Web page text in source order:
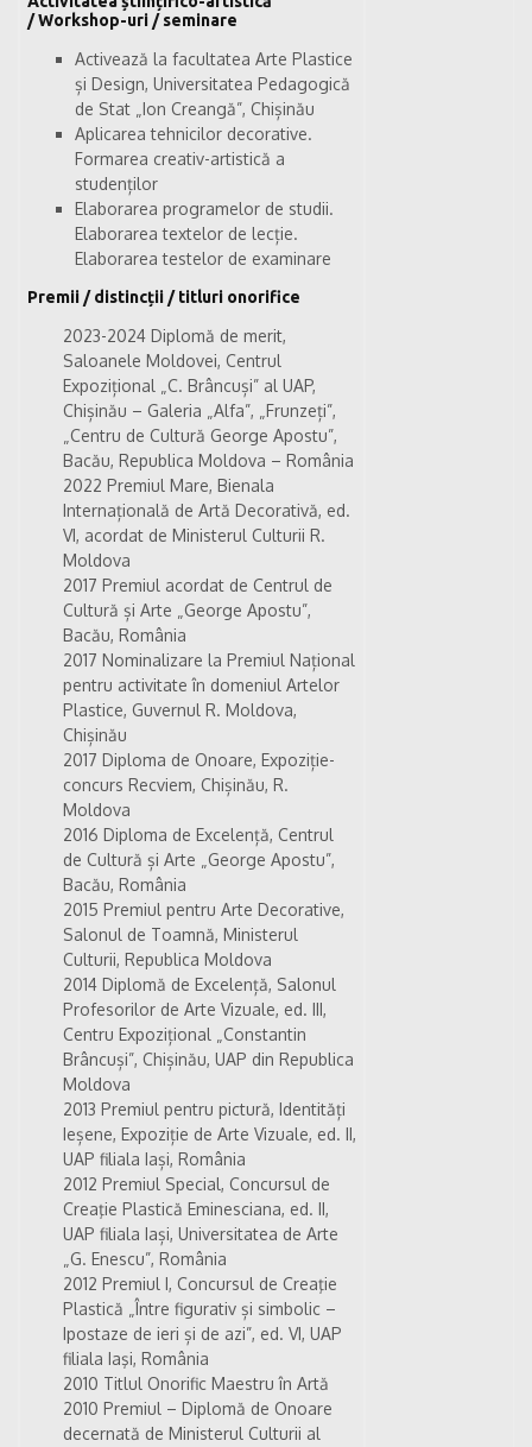
/ Workshop-uri / seminare
Activează la facultatea Arte Plastice
și Design, Universitatea Pedagogică
de Stat „Ion Creangă”, Chișinău
Aplicarea tehnicilor decorative.
Formarea creativ-artistică a
studenților
Elaborarea programelor de studii.
Elaborarea textelor de lecție.
Elaborarea testelor de examinare
Premii / distincții / titluri onorifice
2023-2024 Diplomă de merit,
Saloanele Moldovei, Centrul
Expozițional „C. Brâncuși” al UAP,
Chișinău – Galeria „Alfa”, „Frunzeți”,
„Centru de Cultură George Apostu”,
Bacău, Republica Moldova – România
2022 Premiul Mare, Bienala
Internațională de Artă Decorativă, ed.
VI, acordat de Ministerul Culturii R.
Moldova
2017 Premiul acordat de Centrul de
Cultură și Arte „George Apostu”,
Bacău, România
2017 Nominalizare la Premiul Național
pentru activitate în domeniul Artelor
Plastice, Guvernul R. Moldova,
Chișinău
2017 Diploma de Onoare, Expoziție-
concurs Recviem, Chișinău, R.
Moldova
2016 Diploma de Excelență, Centrul
de Cultură și Arte „George Apostu”,
Bacău, România
2015 Premiul pentru Arte Decorative,
Salonul de Toamnă, Ministerul
Culturii, Republica Moldova
2014 Diplomă de Excelență, Salonul
Profesorilor de Arte Vizuale, ed. III,
Centru Expozițional „Constantin
Brâncuși”, Chișinău, UAP din Republica
Moldova
2013 Premiul pentru pictură, Identități
Ieșene, Expoziție de Arte Vizuale, ed. II,
UAP filiala Iași, România
2012 Premiul Special, Concursul de
Creaţie Plastică Eminesciana, ed. II,
UAP filiala Iași, Universitatea de Arte
„G. Enescu”, România
2012 Premiul I, Concursul de Creaţie
Plastică „Între figurativ și simbolic –
Ipostaze de ieri și de azi”, ed. VI, UAP
filiala Iaşi, România
2010 Titlul Onorific Maestru în Artă
2010 Premiul – Diplomă de Onoare
decernată de Ministerul Culturii al